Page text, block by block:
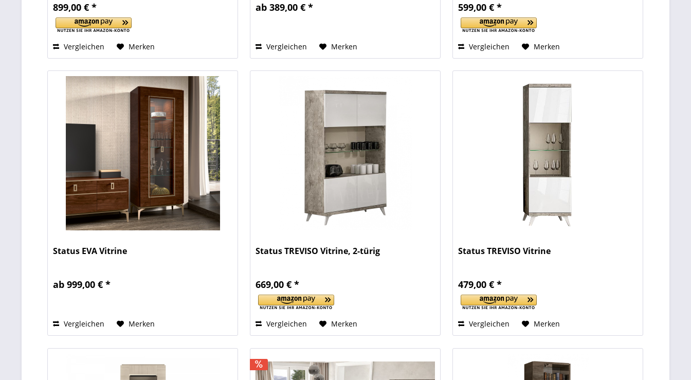
899,00 € *
Vergleichen Merken
ab 389,00 € *
Vergleichen Merken
599,00 € *
Vergleichen Merken
Status EVA Vitrine
ab 999,00 € *
Vergleichen Merken
Status TREVISO Vitrine, 2-türig
669,00 € *
Vergleichen Merken
Status TREVISO Vitrine
479,00 € *
Vergleichen Merken